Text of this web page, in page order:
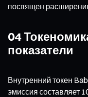
посвящен
04
показатели
Внутренний токен
эмиссия составляет